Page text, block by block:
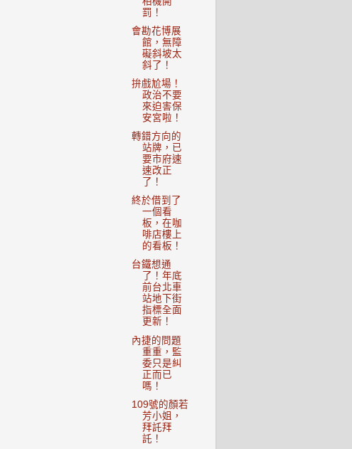
罰！
會勘花博展
館，無障
礙斜坡太
斜了！
拚戲尬場！
政治不要
來迫害保
安宮啦！
轉錯方向的
站牌，已
要市府速
速改正
了！
終於借到了
一個看
板，在咖
啡店樓上
的看板！
台鐵想通
了！年底
前台北車
站地下街
指標全面
更新！
內捷的問題
重重，監
委只是糾
正而已
嗎！
109號的顏若
芳小姐，
拜託拜
託！